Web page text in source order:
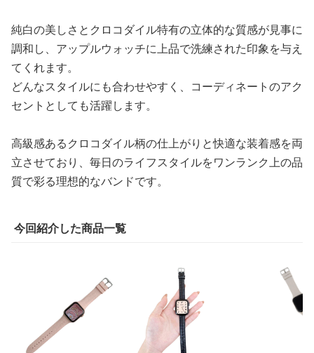
純白の美しさとクロコダイル特有の立体的な質感が見事に
調和し、アップルウォッチに上品で洗練された印象を与え
てくれます。
どんなスタイルにも合わせやすく、コーディネートのアク
セントとしても活躍します。
高級感あるクロコダイル柄の仕上がりと快適な装着感を両
立させており、毎日のライフスタイルをワンランク上の品
質で彩る理想的なバンドです。
今回紹介した商品一覧